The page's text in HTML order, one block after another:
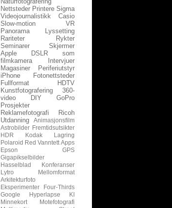
Nettsteder Printere Sigma
Videojournalistikk
Casio
Slow-motion
VR
Panorama
Lyssetting
Rariteter
Rykter
Seminarer
Skjermer
Apple
DSLR som
filmkamera
Intervjuer
Magasiner
Periferiutstyr
iPhone
Fotonettsteder
Fullformat
HDTV
Kunstfotografering
360-
video
DIY
GoPro
Prosjekter
Reklamefotografi
Ricoh
Utdanning
Animasjonsfilm
Astrobilder Fremtidsutsikter
HDR
Kodak
Lagring
Polaroid Red Vanntett Apps
Epson
GPS
Gigapikselbilder
Hasselblad
Konferanser
Lytro
Mellomformat
Arkitekturfoto
Eksperimenter
Four-Thirds
Google
Hyperlapse
KI
Minnekort
Motefotografi